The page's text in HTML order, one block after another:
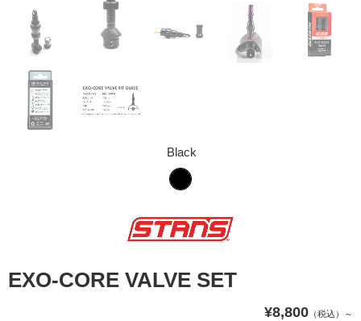
EXO-CORE VALVE SET
¥8,800 （税込）～
Black